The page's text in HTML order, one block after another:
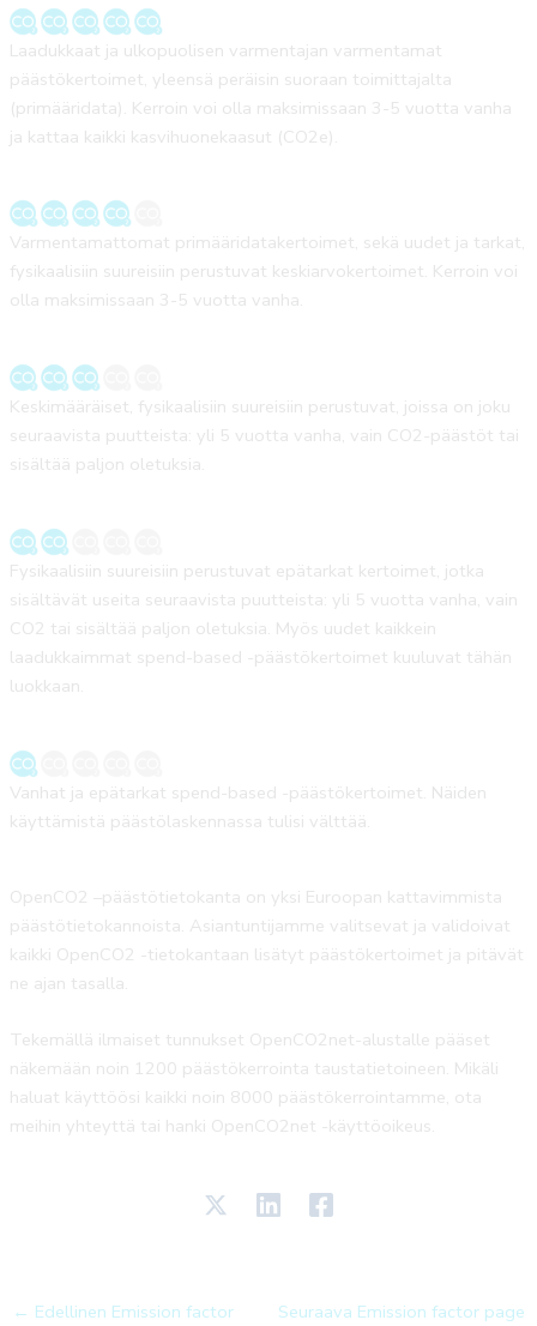
Laadukkaat ja ulkopuolisen varmentajan varmentamat
päästökertoimet, yleensä peräisin suoraan toimittajalta
(primääridata). Kerroin voi olla maksimissaan 3-5 vuotta vanha
ja kattaa kaikki kasvihuonekaasut (CO2e).
Varmentamattomat primääridatakertoimet, sekä uudet ja tarkat,
fysikaalisiin suureisiin perustuvat keskiarvokertoimet. Kerroin voi
olla maksimissaan 3-5 vuotta vanha.
Keskimääräiset, fysikaalisiin suureisiin perustuvat, joissa on joku
seuraavista puutteista: yli 5 vuotta vanha, vain CO2-päästöt tai
sisältää paljon oletuksia.
Fysikaalisiin suureisiin perustuvat epätarkat kertoimet, jotka
sisältävät useita seuraavista puutteista: yli 5 vuotta vanha, vain
CO2 tai sisältää paljon oletuksia. Myös uudet kaikkein
laadukkaimmat spend-based -päästökertoimet kuuluvat tähän
luokkaan.
Vanhat ja epätarkat spend-based -päästökertoimet. Näiden
käyttämistä päästölaskennassa tulisi välttää.
OpenCO2 –päästötietokanta on yksi Euroopan kattavimmista
päästötietokannoista. Asiantuntijamme valitsevat ja validoivat
kaikki OpenCO2 -tietokantaan lisätyt päästökertoimet ja pitävät
ne ajan tasalla.
Tekemällä ilmaiset tunnukset OpenCO2net-alustalle pääset
näkemään noin 1200 päästökerrointa taustatietoineen. Mikäli
haluat käyttöösi kaikki noin 8000 päästökerrointamme, ota
meihin yhteyttä tai hanki OpenCO2net -käyttöoikeus.
← Edellinen Emission factor
Seuraava Emission factor page